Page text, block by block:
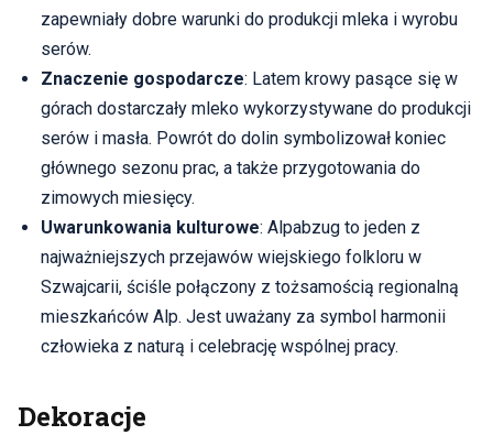
zapewniały dobre warunki do produkcji mleka i wyrobu
serów.
Znaczenie gospodarcze: Latem krowy pasące się w
górach dostarczały mleko wykorzystywane do produkcji
serów i masła. Powrót do dolin symbolizował koniec
głównego sezonu prac, a także przygotowania do
zimowych miesięcy.
Uwarunkowania kulturowe: Alpabzug to jeden z
najważniejszych przejawów wiejskiego folkloru w
Szwajcarii, ściśle połączony z tożsamością regionalną
mieszkańców Alp. Jest uważany za symbol harmonii
człowieka z naturą i celebrację wspólnej pracy.
Dekoracje